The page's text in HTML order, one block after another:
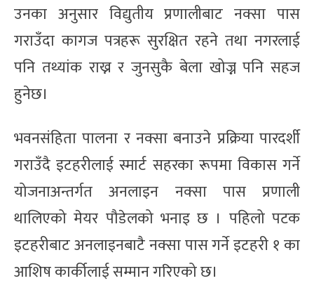
उनका अनुसार विद्युतीय प्रणालीबाट नक्सा पास
गराउँदा कागज पत्रहरू सुरक्षित रहने तथा नगरलाई
पनि तथ्यांक राख्न र जुनसुकै बेला खोज्न पनि सहज
हुनेछ।
भवनसंहिता पालना र नक्सा बनाउने प्रक्रिया पारदर्शी
गराउँदै इटहरीलाई स्मार्ट सहरका रूपमा विकास गर्ने
योजनाअन्तर्गत अनलाइन नक्सा पास प्रणाली
थालिएको मेयर पौडेलको भनाइ छ । पहिलो पटक
इटहरीबाट अनलाइनबाटै नक्सा पास गर्ने इटहरी १ का
आशिष कार्कीलाई सम्मान गरिएको छ।